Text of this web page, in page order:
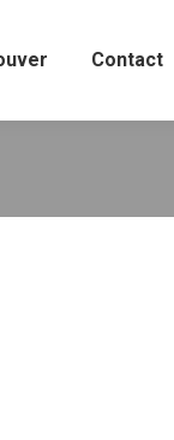
Contact